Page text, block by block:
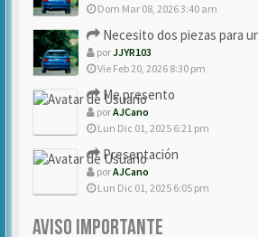
Dom Mar 08, 2026 3:40 am
Necesito dos piezas para
porJJYR103
Vie Feb 20, 2026 8:30 pm
Me presento
porAJCano
Lun Dic 01, 2025 6:21 pm
Presentación
porAJCano
Lun Dic 01, 2025 6:05 pm
AVISO IMPORTANTE